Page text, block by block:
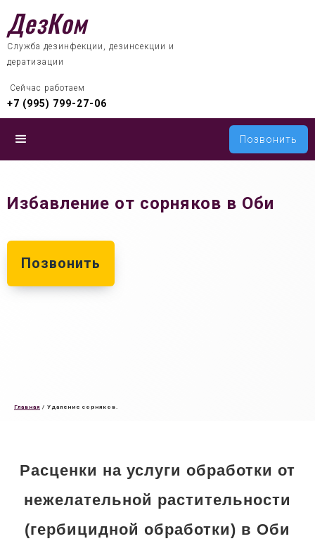
ДезКом
Служба дезинфекции, дезинсекции и
дератизации
Сейчас работаем
+7 (995) 799-27-06
Позвонить
Избавление от сорняков в Оби
Позвонить
Главная / Удаление сорняков.
Расценки на услуги обработки от
нежелательной растительности
(гербицидной обработки) в Оби